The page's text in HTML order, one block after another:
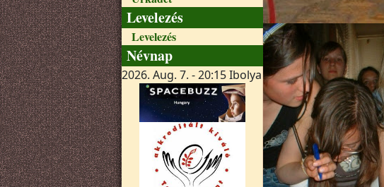
Levelezés
Levelezés
Névnap
2026. Aug. 7. - 20:15Ibolya